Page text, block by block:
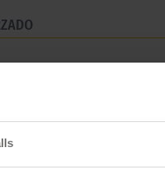
Goodyear